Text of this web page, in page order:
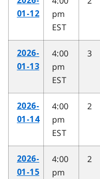
01-12
pm
EST
2026-
01-13
4:00
pm
EST
3
2026-
01-14
4:00
pm
EST
2
2026-
01-15
4:00
pm
2